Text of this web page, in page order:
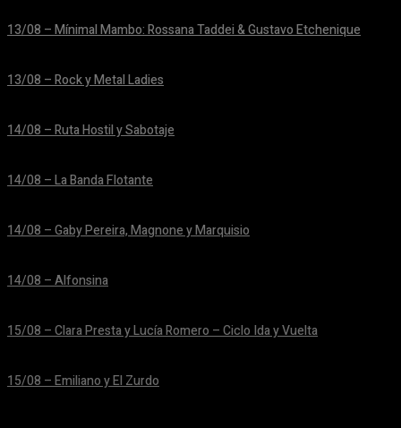
13/08 – Mínimal Mambo: Rossana Taddei & Gustavo Etchenique
13/08 – Rock y Metal Ladies
14/08 – Ruta Hostil y Sabotaje
14/08 – La Banda Flotante
14/08 – Gaby Pereira, Magnone y Marquisio
14/08 – Alfonsina
15/08 – Clara Presta y Lucía Romero – Ciclo Ida y Vuelta
15/08 – Emiliano y El Zurdo